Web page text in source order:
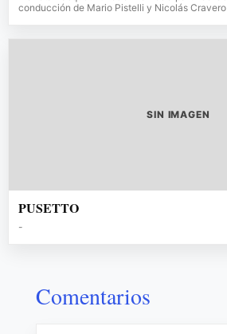
conducción de Mario Pistelli y Nicolás Cravero
SIN IMAGEN
PUSETTO
-
Comentarios